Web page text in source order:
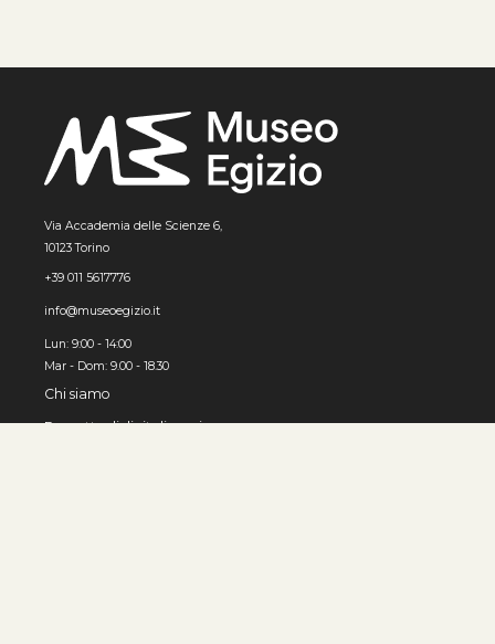
Via Accademia delle Scienze 6,
10123 Torino
+39 011 5617776
info@museoegizio.it
Lun: 9:00 - 14:00
Mar - Dom: 9.00 - 18.30
Chi siamo
Progetto di digitalizzazione